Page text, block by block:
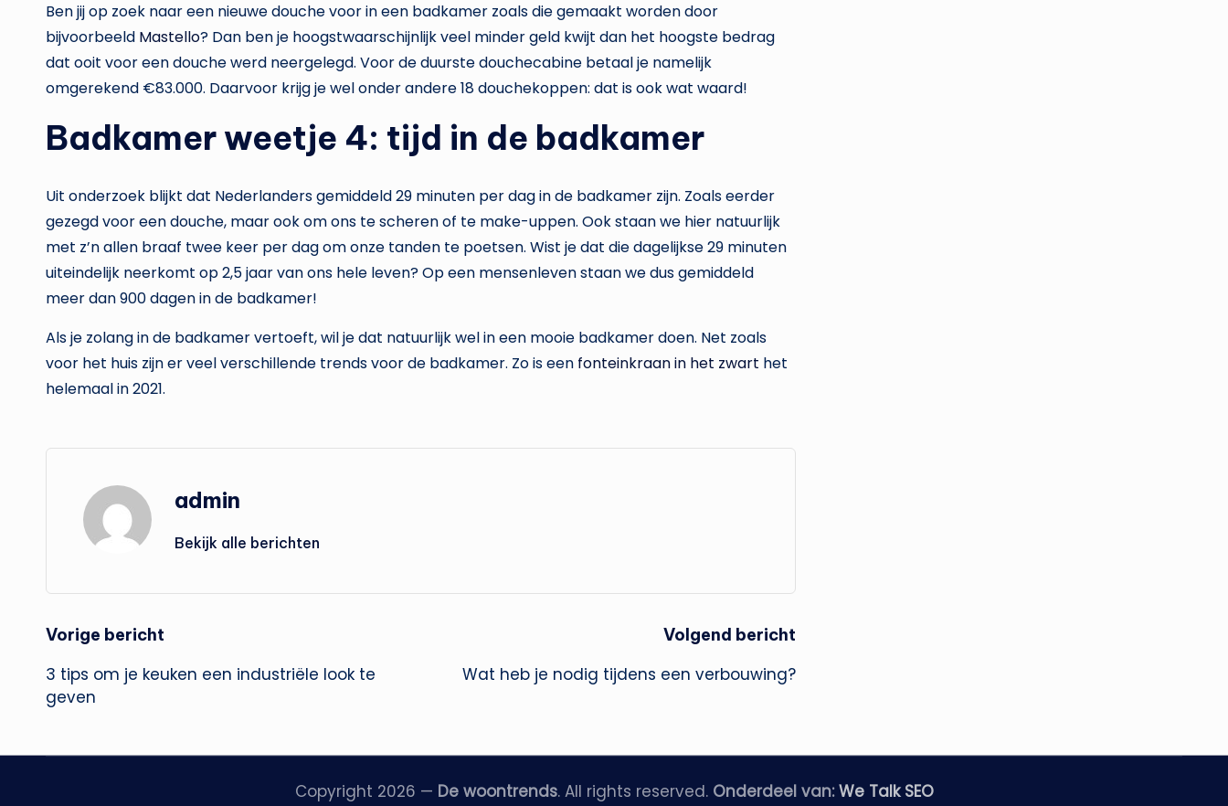
Ben jij op zoek naar een nieuwe douche voor in een badkamer zoals die gemaakt worden door
bijvoorbeeld Mastello? Dan ben je hoogstwaarschijnlijk veel minder geld kwijt dan het hoogste bedrag
dat ooit voor een douche werd neergelegd. Voor de duurste douchecabine betaal je namelijk
omgerekend €83.000. Daarvoor krijg je wel onder andere 18 douchekoppen: dat is ook wat waard!
Badkamer weetje 4: tijd in de badkamer
Uit onderzoek blijkt dat Nederlanders gemiddeld 29 minuten per dag in de badkamer zijn. Zoals eerder
gezegd voor een douche, maar ook om ons te scheren of te make-uppen. Ook staan we hier natuurlijk
met z’n allen braaf twee keer per dag om onze tanden te poetsen. Wist je dat die dagelijkse 29 minuten
uiteindelijk neerkomt op 2,5 jaar van ons hele leven? Op een mensenleven staan we dus gemiddeld
meer dan 900 dagen in de badkamer!
Als je zolang in de badkamer vertoeft, wil je dat natuurlijk wel in een mooie badkamer doen. Net zoals
voor het huis zijn er veel verschillende trends voor de badkamer. Zo is een fonteinkraan in het zwart het
helemaal in 2021.
admin
Bekijk alle berichten
Bericht
navigatie
Vorige bericht
3 tips om je keuken een industriële look te
geven
Volgend bericht
Wat heb je nodig tijdens een verbouwing?
Copyright 2026 — De woontrends. All rights reserved. Onderdeel van:We Talk SEO